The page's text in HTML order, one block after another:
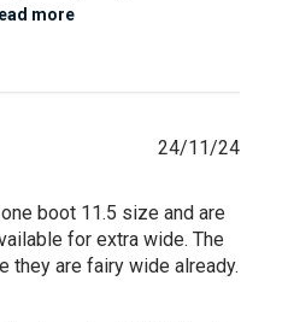
more
boot 11.5 size and are
for extra wide. The
they are fairy wide already.
24/11/24